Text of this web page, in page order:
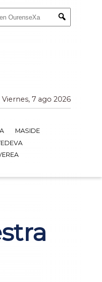
Submit
Viernes, 7 ago 2026
MASIDE